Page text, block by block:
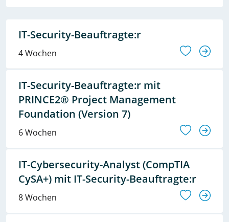
IT-Security-Beauftragte:r
4 Wochen
IT-Security-Beauftragte:r mit
PRINCE2® Project Management
Foundation (Version 7)
6 Wochen
IT-Cybersecurity-Analyst (CompTIA
CySA+) mit IT-Security-Beauftragte:r
8 Wochen